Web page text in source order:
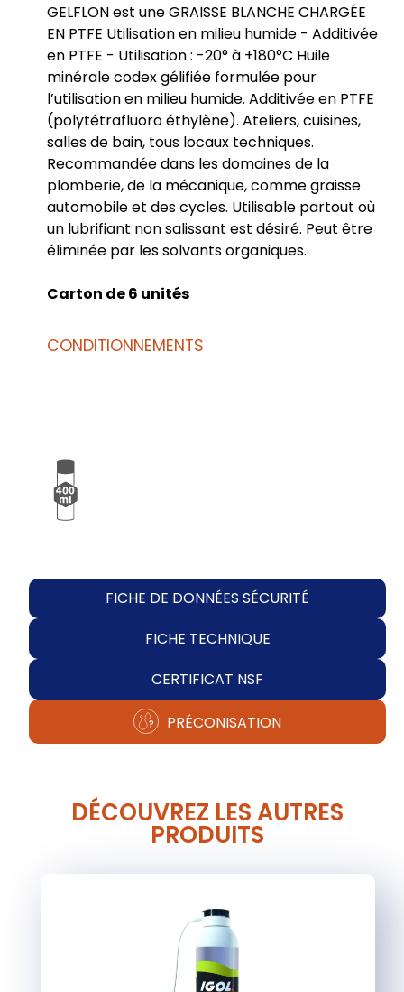
GELFLON est une GRAISSE BLANCHE CHARGÉE
EN PTFE Utilisation en milieu humide - Additivée
en PTFE - Utilisation : -20° à +180°C Huile
minérale codex gélifiée formulée pour
l’utilisation en milieu humide. Additivée en PTFE
(polytétrafluoro éthylène). Ateliers, cuisines,
salles de bain, tous locaux techniques.
Recommandée dans les domaines de la
plomberie, de la mécanique, comme graisse
automobile et des cycles. Utilisable partout où
un lubrifiant non salissant est désiré. Peut être
éliminée par les solvants organiques.
Carton de 6 unités
CONDITIONNEMENTS
FICHE DE DONNÉES SÉCURITÉ
FICHE TECHNIQUE
CERTIFICAT NSF
PRÉCONISATION
DÉCOUVREZ LES AUTRES
PRODUITS